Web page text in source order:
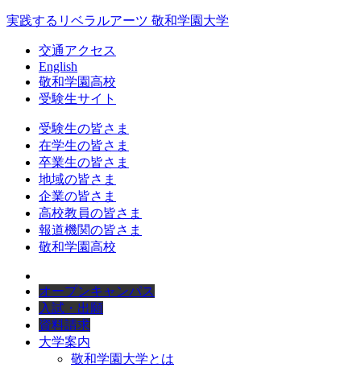
実践するリベラルアーツ 敬和学園大学
交通アクセス
English
敬和学園高校
受験生サイト
受験生の皆さま
在学生の皆さま
卒業生の皆さま
地域の皆さま
企業の皆さま
高校教員の皆さま
報道機関の皆さま
敬和学園高校
オープンキャンパス
入試・出願
資料請求
大学案内
敬和学園大学とは